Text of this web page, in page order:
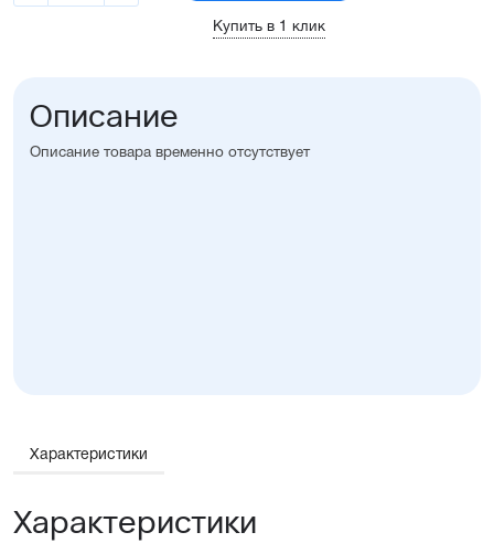
Купить в 1 клик
Описание
Описание товара временно отсутствует
Характеристики
Характеристики